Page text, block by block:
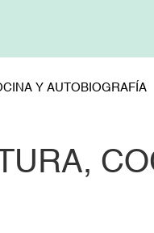
Y AUTOBIOGRAFÍA